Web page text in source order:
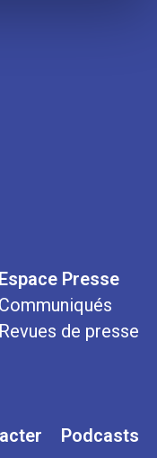
Espace Presse
Communiqués
Revues de presse
Podcasts